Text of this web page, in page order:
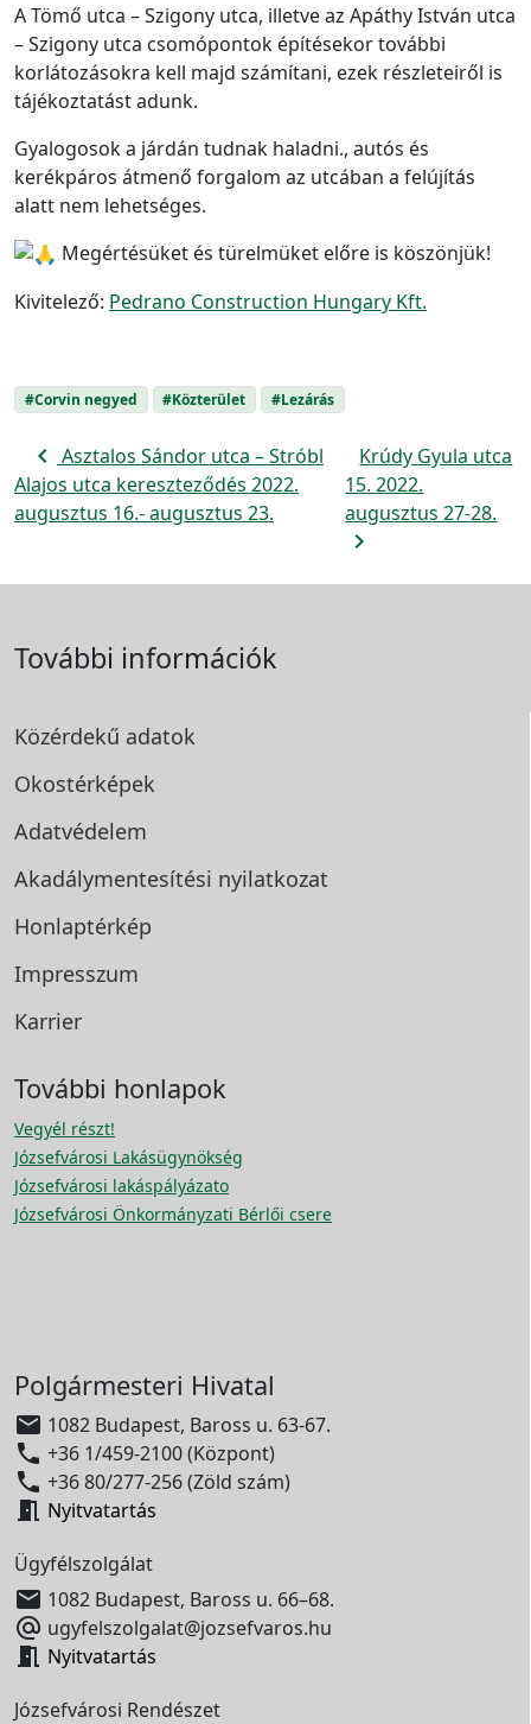
A Tömő utca – Szigony utca, illetve az Apáthy István utca
– Szigony utca csomópontok építésekor további
korlátozásokra kell majd számítani, ezek részleteiről is
tájékoztatást adunk.
Gyalogosok a járdán tudnak haladni., autós és
kerékpáros átmenő forgalom az utcában a felújítás
alatt nem lehetséges.
Megértésüket és türelmüket előre is köszönjük!
Kivitelező: Pedrano Construction Hungary Kft.
#Corvin negyed #Közterület #Lezárás
navigate_before Asztalos Sándor utca – Stróbl
Alajos utca kereszteződés 2022.
augusztus 16.- augusztus 23.
Krúdy Gyula utca
15. 2022.
augusztus 27-28.
navigate_next
További információk
Közérdekű adatok
Okostérképek
Adatvédelem
Akadálymentesítési nyilatkozat
Honlaptérkép
Impresszum
Karrier
További honlapok
Vegyél részt!
Józsefvárosi Lakásügynökség
Józsefvárosi lakáspályázato
Józsefvárosi Önkormányzati Bérlői csere
Polgármesteri Hivatal
 1082 Budapest, Baross u. 63-67.
 +36 1/459-2100 (Központ)
 +36 80/277-256 (Zöld szám)
 Nyitvatartás
Ügyfélszolgálat
 1082 Budapest, Baross u. 66–68.
 ugyfelszolgalat@jozsefvaros.hu
 Nyitvatartás
Józsefvárosi Rendészet